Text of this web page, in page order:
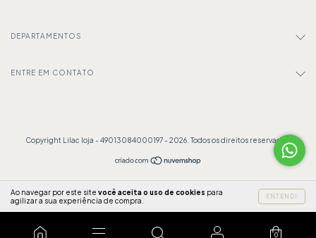
Ao navegar por este site você aceita o uso de cookies para
agilizar a sua experiência de compra.
ENTENDI
0
DEPARTAMENTOS
ENTRE EM CONTATO
Copyright Lilac loja - 49013084000197 - 2026. Todos os direitos reservados.